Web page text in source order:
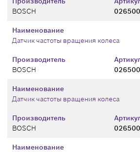
BOSCH
Производитель
BOSCH
Наименование
Датчик частоты вращения колеса
Производитель
BOSCH
Наименование
Датчик частоты вращения колеса
Наименование